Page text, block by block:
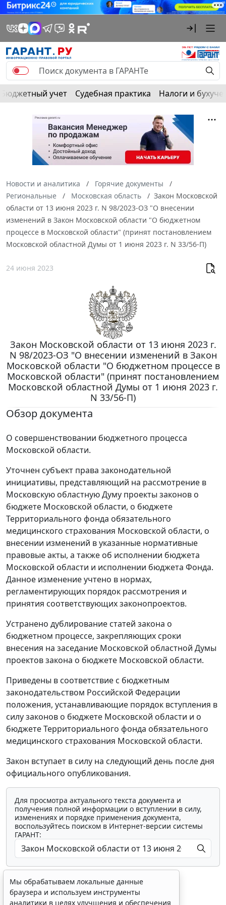
Бюджетный учет Судебная практика Налоги и
Новости и аналитика
Горячие документы
Региональные
Московская область
Закон Московской
области от 13 июня 2023 г. N 98/2023-ОЗ "О внесении
изменений в Закон Московской области "О бюджетном
процессе в Московской области" (принят постановлением
Московской областной Думы от 1 июня 2023 г. N 33/56-П)
24 июня 2023
Закон Московской области от 13 июня 2023 г.
N 98/2023-ОЗ "О внесении изменений в Закон
Московской области "О бюджетном процессе в
Московской области" (принят постановлением
Московской областной Думы от 1 июня 2023 г.
N 33/56-П)
Обзор документа
О совершенствовании бюджетного процесса
Московской области.
Уточнен субъект права законодательной
инициативы, представляющий на рассмотрение в
Московскую областную Думу проекты законов о
бюджете Московской области, о бюджете
Территориального фонда обязательного
медицинского страхования Московской области, о
внесении изменений в указанные нормативные
правовые акты, а также об исполнении бюджета
Московской области и исполнении бюджета Фонда.
Данное изменение учтено в нормах,
регламентирующих порядок рассмотрения и
принятия соответствующих законопроектов.
Устранено дублирование статей закона о
бюджетном процессе, закрепляющих сроки
внесения на заседание Московской областной Думы
проектов закона о бюджете Московской области.
Приведены в соответствие с бюджетным
законодательством Российской Федерации
положения, устанавливающие порядок вступления в
силу законов о бюджете Московской области и о
бюджете Территориального фонда обязательного
медицинского страхования Московской области.
Закон вступает в силу на следующий день после дня
официального опубликования.
Для просмотра актуального текста документа и
получения полной информации о вступлении в силу,
изменениях и порядке применения документа,
воспользуйтесь поиском в Интернет-версии системы
ГАРАНТ:
Мы обрабатываем локальные данные
браузера и используем инструменты
аналитики в целях улучшения и обеспечения